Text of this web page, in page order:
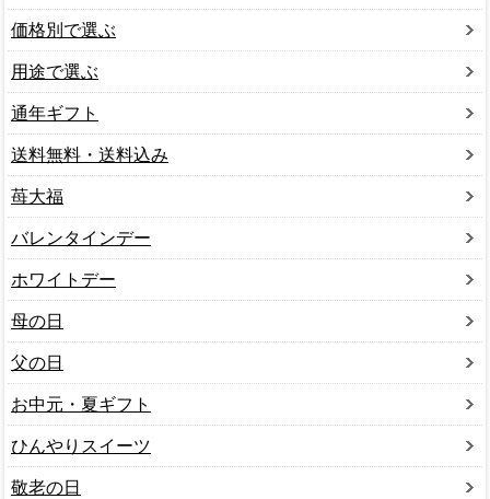
価格別で選ぶ
用途で選ぶ
通年ギフト
送料無料・送料込み
苺大福
バレンタインデー
ホワイトデー
母の日
父の日
お中元・夏ギフト
ひんやりスイーツ
敬老の日